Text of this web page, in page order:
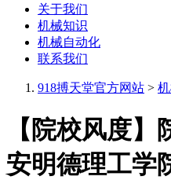
关于我们
机械知识
机械自动化
联系我们
918搏天堂官方网站 >
【院校风度】
安明德理工学